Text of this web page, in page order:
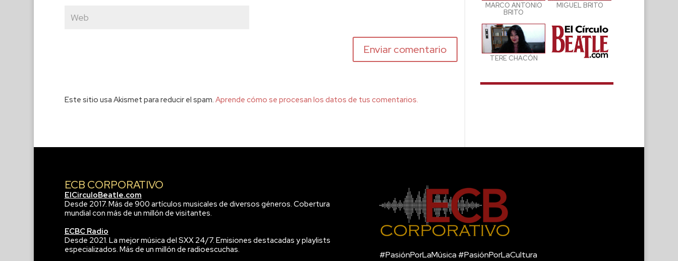
Este sitio usa Akismet para reducir el spam. Aprende cómo se procesan los datos de tus comentarios.
MARCO ANTONIO
BRITO
MIGUEL BRITO
TERE CHACÓN
ECB CORPORATIVO
ElCirculoBeatle.com
Desde 2017. Más de 900 artículos musicales de diversos géneros. Cobertura
mundial con más de un millón de visitantes.
ECBC Radio
Desde 2021. La mejor música del SXX 24/7. Emisiones destacadas y playlists
especializados. Más de un millón de radioescuchas.
#PasiónPorLaMúsica #PasiónPorLaCultura